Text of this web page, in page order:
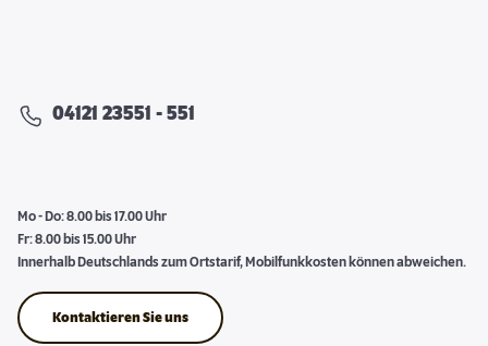
04121 23551 - 551
Mo - Do: 8.00 bis 17.00 Uhr
Fr: 8.00 bis 15.00 Uhr
Innerhalb Deutschlands zum Ortstarif, Mobilfunkkosten können abweichen.
Kontaktieren Sie uns